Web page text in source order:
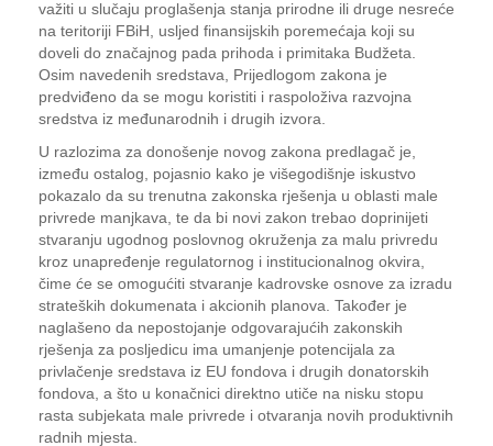
važiti u slučaju proglašenja stanja prirodne ili druge nesreće
na teritoriji FBiH, usljed finansijskih poremećaja koji su
doveli do značajnog pada prihoda i primitaka Budžeta.
Osim navedenih sredstava, Prijedlogom zakona je
predviđeno da se mogu koristiti i raspoloživa razvojna
sredstva iz međunarodnih i drugih izvora.
U razlozima za donošenje novog zakona predlagač je,
između ostalog, pojasnio kako je višegodišnje iskustvo
pokazalo da su trenutna zakonska rješenja u oblasti male
privrede manjkava, te da bi novi zakon trebao doprinijeti
stvaranju ugodnog poslovnog okruženja za malu privredu
kroz unapređenje regulatornog i institucionalnog okvira,
čime će se omogućiti stvaranje kadrovske osnove za izradu
strateških dokumenata i akcionih planova. Također je
naglašeno da nepostojanje odgovarajućih zakonskih
rješenja za posljedicu ima umanjenje potencijala za
privlačenje sredstava iz EU fondova i drugih donatorskih
fondova, a što u konačnici direktno utiče na nisku stopu
rasta subjekata male privrede i otvaranja novih produktivnih
radnih mjesta.